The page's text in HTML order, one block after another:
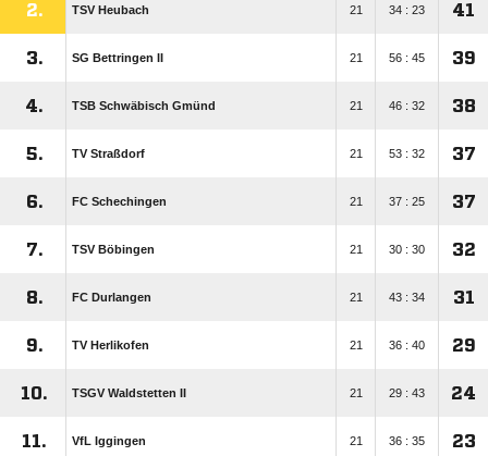
2. TSV Heubach 21 34 : 23 41
3. SG Bettringen II 21 56 : 45 39
4. TSB Schwäbisch Gmünd 21 46 : 32 38
5. TV Straßdorf 21 53 : 32 37
6. FC Schechingen 21 37 : 25 37
7. TSV Böbingen 21 30 : 30 32
8. FC Durlangen 21 43 : 34 31
9. TV Herlikofen 21 36 : 40 29
10. TSGV Waldstetten II 21 29 : 43 24
11. VfL Iggingen 21 36 : 35 23